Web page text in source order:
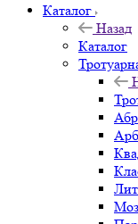
Каталог
Назад
Каталог